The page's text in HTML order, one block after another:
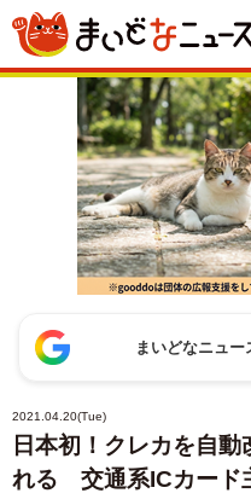
まいどなニュ
2021.04.20(Tue)
日本初！クレカを自
れる 交通系ICカード